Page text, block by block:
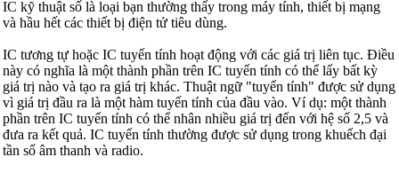
IC kỹ thuật số là loại bạn thường thấy trong máy tính, thiết bị mạng
và hầu hết các thiết bị điện tử tiêu dùng.
IC tương tự hoặc IC tuyến tính hoạt động với các giá trị liên tục. Điều
này có nghĩa là một thành phần trên IC tuyến tính có thể lấy bất kỳ
giá trị nào và tạo ra giá trị khác. Thuật ngữ "tuyến tính" được sử dụng
vì giá trị đầu ra là một hàm tuyến tính của đầu vào. Ví dụ: một thành
phần trên IC tuyến tính có thể nhân nhiều giá trị đến với hệ số 2,5 và
đưa ra kết quả. IC tuyến tính thường được sử dụng trong khuếch đại
tần số âm thanh và radio.